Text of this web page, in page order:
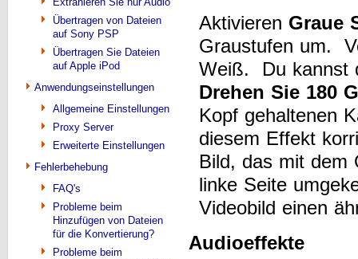
Übertragen von Dateien
auf Sony PSP
Übertragen Sie Dateien
auf Apple iPod
Anwendungseinstellungen
Allgemeine Einstellungen
Proxy Server
Erweiterte Einstellungen
Fehlerbehebung
FAQ's
Probleme beim
Hinzufügen von Dateien
für die Konvertierung?
Probleme beim
Aktivieren Graue
Graustufen um.
Weiß. Du kannst
Drehen Sie 180
Kopf gehaltenen
diesem Effekt
Bild, das mit dem
linke Seite
Videobild einen
Audioeffekte